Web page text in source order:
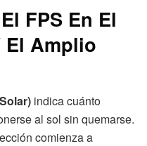
FPS En El
El Amplio
indica cuánto
al sol sin quemarse.
comienza a